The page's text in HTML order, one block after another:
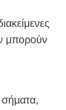
μπορούν
σήματα,